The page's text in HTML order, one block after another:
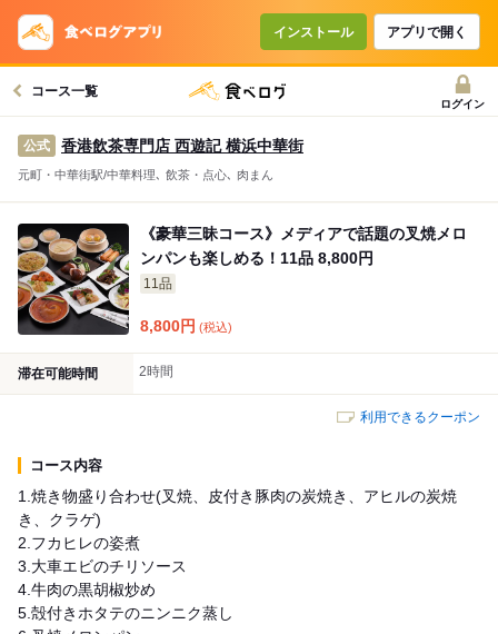
インストール アプリで開く
コース一覧
ログイン
公式 香港飲茶専門店 西遊記 横浜中華街
元町・中華街駅/中華料理､ 飲茶・点心､ 肉まん
《豪華三昧コース》メディアで話題の叉焼メロ
ンパンも楽しめる！11品 8,800円
11品
8,800円 (税込)
滞在可能時間 2時間
利用できるクーポン
コース内容
1.焼き物盛り合わせ(叉焼、皮付き豚肉の炭焼き、アヒルの炭焼
き、クラゲ)
2.フカヒレの姿煮
3.大車エビのチリソース
4.牛肉の黒胡椒炒め
5.殻付きホタテのニンニク蒸し
コースで使えるクーポン
戻る
クーポンを利用せず予約する